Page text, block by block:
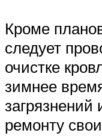
Кроме
следует
очистке
зимнее
ремонту